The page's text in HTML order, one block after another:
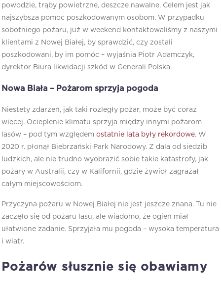
powodzie, trąby powietrzne, deszcze nawalne. Celem jest jak
najszybsza pomoc poszkodowanym osobom. W przypadku
sobotniego pożaru, już w weekend kontaktowaliśmy z naszymi
klientami z Nowej Białej, by sprawdzić, czy zostali
poszkodowani, by im pomóc – wyjaśnia Piotr Adamczyk,
dyrektor Biura likwidacji szkód w Generali Polska.
Nowa Biała – Pożarom sprzyja pogoda
Niestety zdarzeń, jak taki rozległy pożar, może być coraz
więcej. Ocieplenie klimatu sprzyja między innymi pożarom
lasów – pod tym względem ostatnie lata były rekordowe. W
2020 r. płonął Biebrzański Park Narodowy. Z dala od siedzib
ludzkich, ale nie trudno wyobrazić sobie takie katastrofy, jak
pożary w Australii, czy w Kalifornii, gdzie żywioł zagrażał
całym miejscowościom.
Przyczyna pożaru w Nowej Białej nie jest jeszcze znana. Tu nie
zaczęło się od pożaru lasu, ale wiadomo, że ogień miał
ułatwione zadanie. Sprzyjała mu pogoda – wysoka temperatura
i wiatr.
Pożarów słusznie się obawiamy